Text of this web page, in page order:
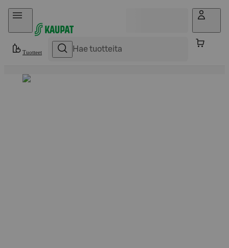
Hyppää sisältöön
Tuotteet